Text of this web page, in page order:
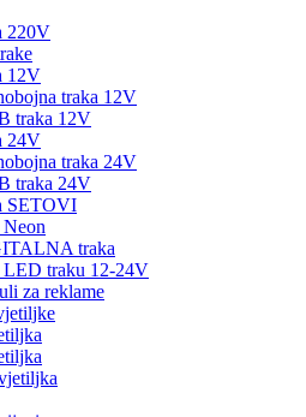
220V
12V
traka 12V
traka 12V
24V
traka 24V
traka 24V
SETOVI
traka
LED traku 12-24V
za reklame